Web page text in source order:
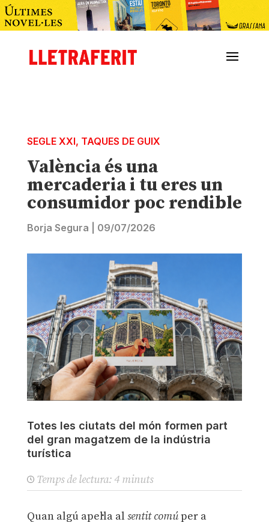
SEGLE XXI, TAQUES DE GUIX
València és una
mercaderia i tu eres un
consumidor poc rendible
Borja Segura 09/07/2026
Totes les ciutats del món formen part
del gran magatzem de la indústria
turística
Temps de lectura: 4 minuts
Quan algú apel·la al sentit comúper a